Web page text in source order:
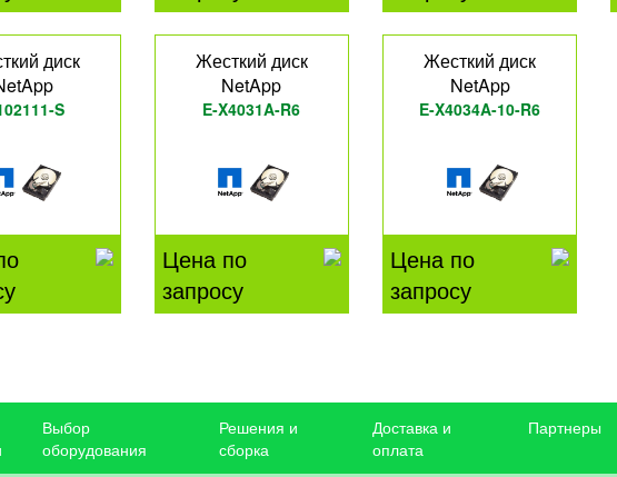
диск
S
Жесткий диск
NetApp
E-X4031A-R6
Цена по
запросу
Жесткий диск
NetApp
E-X4034A-10-R6
Цена по
запросу
Выбор
оборудования
Решения и
сборка
Доставка и
оплата
Партнеры